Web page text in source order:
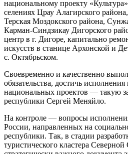
национальному проекту
селениях Црау Алагирского
Терская Моздокского района,
Карман-Синдзикау Дигорского
центр в г. Дигоре, капитально
искусств в станице Архонской и
с. Октябрьском.
Своевременно и качественно
обязательства, достичь исполнения
национальных проектов — такую
республики Сергей Меняйло.
На контроле — вопросы
России, направленных на
республики. Так, в стадии
туристического кластера